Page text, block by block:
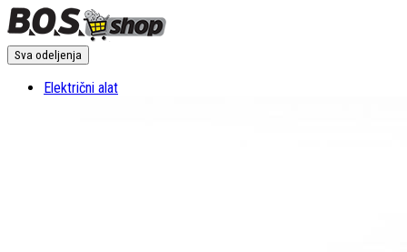
Sva odeljenja
Električni alat